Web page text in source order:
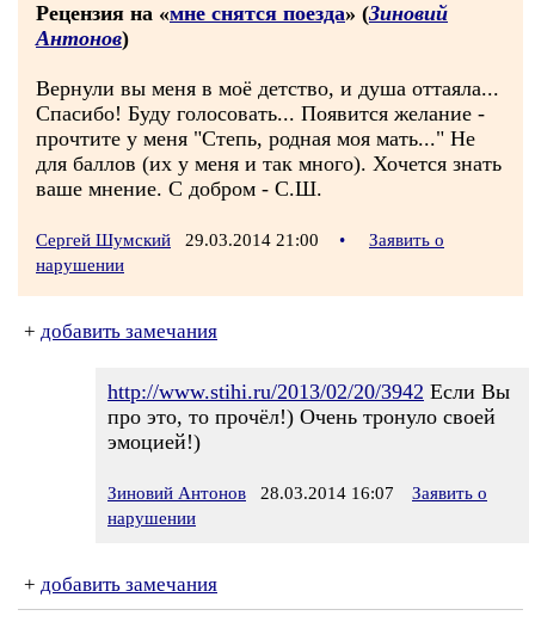
Рецензия на «мне снятся поезда» (Зиновий
Антонов)
Вернули вы меня в моё детство, и душа оттаяла...
Спасибо! Буду голосовать... Появится желание -
прочтите у меня "Степь, родная моя мать..." Не
для баллов (их у меня и так много). Хочется знать
ваше мнение. С добром - С.Ш.
Сергей Шумский 29.03.2014 21:00 •
Заявить о
нарушении
+ добавить замечания
http://www.stihi.ru/2013/02/20/3942 Если Вы
про это, то прочёл!) Очень тронуло своей
эмоцией!)
Зиновий Антонов 28.03.2014 16:07
Заявить о
нарушении
+ добавить замечания